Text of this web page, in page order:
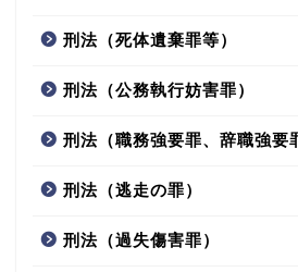
刑法（死体遺棄罪等）
刑法（公務執行妨害罪）
刑法（職務強要罪、辞職強要
刑法（逃走の罪）
刑法（過失傷害罪）